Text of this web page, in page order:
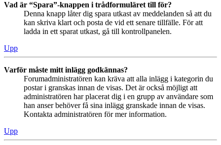
Vad är “Spara”-knappen i trådformuläret till för?
Denna knapp låter dig spara utkast av meddelanden så att du
kan skriva klart och posta de vid ett senare tillfälle. För att
ladda in ett sparat utkast, gå till kontrollpanelen.
Upp
Varför måste mitt inlägg godkännas?
Forumadministratören kan kräva att alla inlägg i kategorin du
postar i granskas innan de visas. Det är också möjligt att
administratören har placerat dig i en grupp av användare som
han anser behöver få sina inlägg granskade innan de visas.
Kontakta administratören för mer information.
Upp